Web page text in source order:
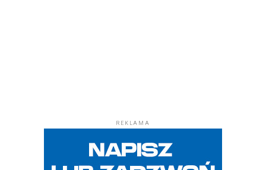
REKLAMA